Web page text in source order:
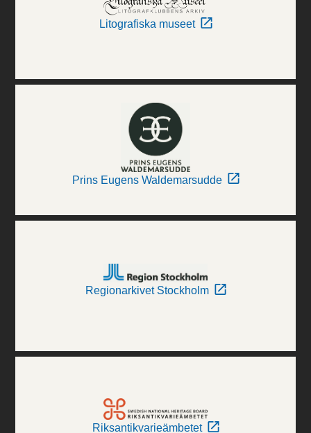
Litografiska museet
Prins Eugens Waldemarsudde
Regionarkivet Stockholm
Riksantikvarieämbetet